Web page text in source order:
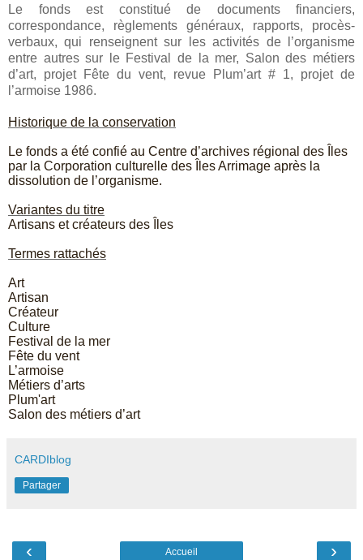
Le fonds est constitué de documents financiers,
correspondance, règlements généraux, rapports, procès-
verbaux, qui renseignent sur les activités de l’organisme
entre autres sur le Festival de la mer, Salon des métiers
d’art, projet Fête du vent, revue Plum’art # 1, projet de
l’armoise 1986.
Historique de la conservation
Le fonds a été confié au Centre d’archives régional des Îles
par la Corporation culturelle des Îles Arrimage après la
dissolution de l’organisme.
Variantes du titre
Artisans et créateurs des Îles
Termes rattachés
Art
Artisan
Créateur
Culture
Festival de la mer
Fête du vent
L’armoise
Métiers d’arts
Plum'art
Salon des métiers d’art
CARDIblog
Partager
‹ ›
Accueil